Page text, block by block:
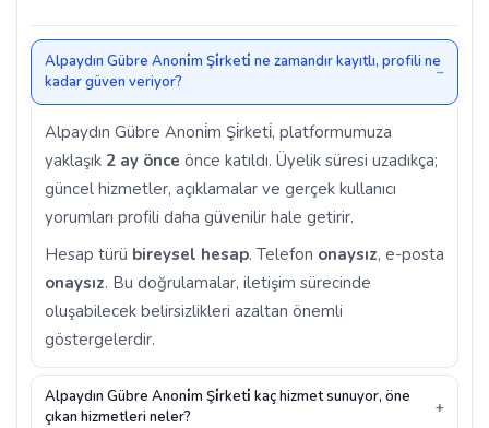
Alpaydın Gübre Anoni̇m Şi̇rketi̇ ne zamandır kayıtlı, profili ne
kadar güven veriyor?
Alpaydın Gübre Anoni̇m Şi̇rketi̇, platformumuza
yaklaşık 2 ay önce önce katıldı. Üyelik süresi uzadıkça;
güncel hizmetler, açıklamalar ve gerçek kullanıcı
yorumları profili daha güvenilir hale getirir.
Hesap türü bireysel hesap. Telefon onaysız, e-posta
onaysız. Bu doğrulamalar, iletişim sürecinde
oluşabilecek belirsizlikleri azaltan önemli
göstergelerdir.
Alpaydın Gübre Anoni̇m Şi̇rketi̇ kaç hizmet sunuyor, öne
çıkan hizmetleri neler?